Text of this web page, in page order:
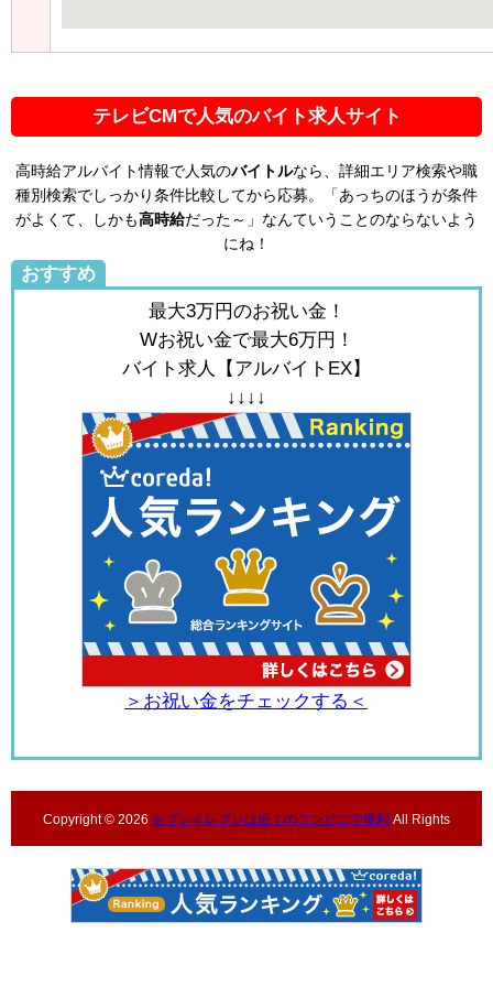
テレビCMで人気のバイト求人サイト
高時給アルバイト情報で人気のバイトルなら、詳細エリア検索や職
種別検索でしっかり条件比較してから応募。「あっちのほうが条件
がよくて、しかも高時給だった～」なんていうことのならないよう
にね！
おすすめ
最大3万円のお祝い金！
Wお祝い金で最大6万円！
バイト求人【アルバイトEX】
↓↓↓↓
＞お祝い金をチェックする＜
Copyright © 2026 セブンイレブンは近くのコンビニで便利 All Rights
Reserved.